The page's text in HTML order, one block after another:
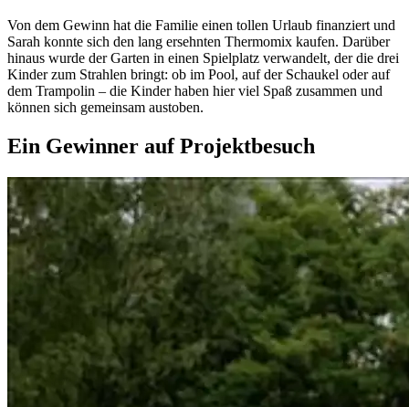
Von dem Gewinn hat die Familie einen tollen Urlaub finanziert und
Sarah konnte sich den lang ersehnten Thermomix kaufen. Darüber
hinaus wurde der Garten in einen Spielplatz verwandelt, der die drei
Kinder zum Strahlen bringt: ob im Pool, auf der Schaukel oder auf
dem Trampolin – die Kinder haben hier viel Spaß zusammen und
können sich gemeinsam austoben.
Ein Gewinner auf Projektbesuch